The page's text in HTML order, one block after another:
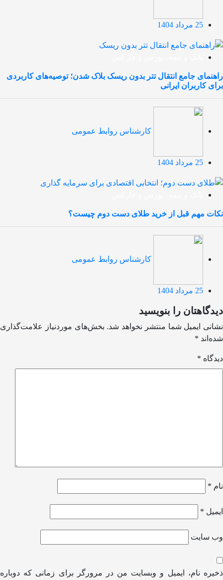
25 مرداد 1404
راهنمای جامع انتقال تتر بدون ریسک بلاک شدن؛ توصیه‌های کاربردی
برای کاربران ایرانی
کارشناس روابط عمومی
25 مرداد 1404
نکات مهم قبل از خرید طلای دست دوم چیست؟
کارشناس روابط عمومی
25 مرداد 1404
دیدگاهتان را بنویسید
نشانی ایمیل شما منتشر نخواهد شد. بخش‌های موردنیاز علامت‌گذاری
شده‌اند *
دیدگاه *
نام *
ایمیل *
وب‌ سایت
ذخیره نام، ایمیل و وبسایت من در مرورگر برای زمانی که دوباره